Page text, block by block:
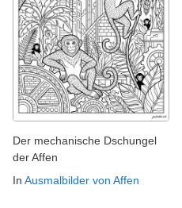
Der mechanische Dschungel
der Affen
In Ausmalbilder von Affen